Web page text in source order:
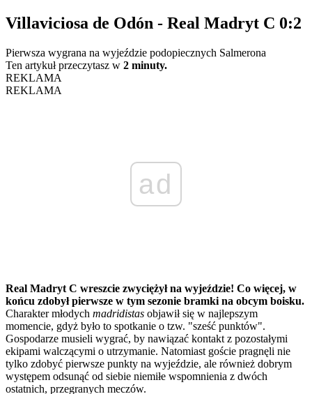
Villaviciosa de Odón - Real Madryt C 0:2
Pierwsza wygrana na wyjeździe podopiecznych Salmerona
Ten artykuł przeczytasz w 2 minuty.
REKLAMA
REKLAMA
ad
Real Madryt C wreszcie zwyciężył na wyjeździe! Co więcej, w
końcu zdobył pierwsze w tym sezonie bramki na obcym boisku.
Charakter młodych madridistas objawił się w najlepszym
momencie, gdyż było to spotkanie o tzw. "sześć punktów".
Gospodarze musieli wygrać, by nawiązać kontakt z pozostałymi
ekipami walczącymi o utrzymanie. Natomiast goście pragnęli nie
tylko zdobyć pierwsze punkty na wyjeździe, ale również dobrym
występem odsunąć od siebie niemiłe wspomnienia z dwóch
ostatnich, przegranych meczów.